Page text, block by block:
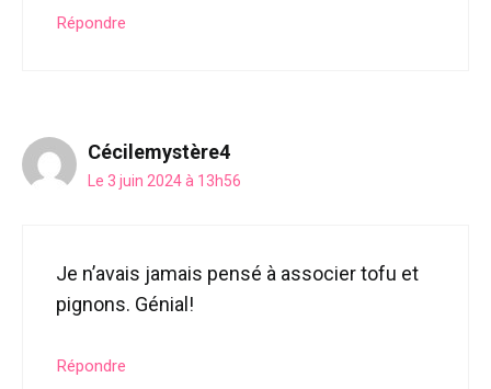
Répondre
Cécilemystère4
Le 3 juin 2024 à 13h56
Je n’avais jamais pensé à associer tofu et
pignons. Génial!
Répondre